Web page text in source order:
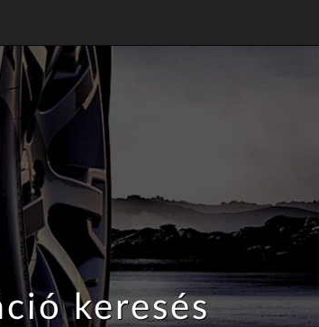
keresés